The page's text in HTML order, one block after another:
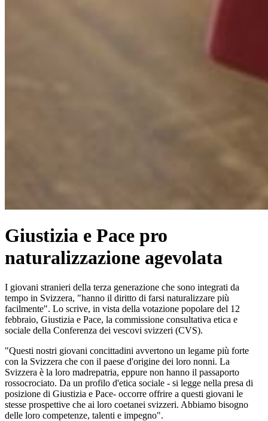
Giustizia e Pace pro
naturalizzazione agevolata
I giovani stranieri della terza generazione che sono integrati da
tempo in Svizzera, "hanno il diritto di farsi naturalizzare più
facilmente". Lo scrive, in vista della votazione popolare del 12
febbraio, Giustizia e Pace, la commissione consultativa etica e
sociale della Conferenza dei vescovi svizzeri (CVS).
"Questi nostri giovani concittadini avvertono un legame più forte
con la Svizzera che con il paese d'origine dei loro nonni. La
Svizzera è la loro madrepatria, eppure non hanno il passaporto
rossocrociato. Da un profilo d'etica sociale - si legge nella presa di
posizione di Giustizia e Pace- occorre offrire a questi giovani le
stesse prospettive che ai loro coetanei svizzeri. Abbiamo bisogno
delle loro competenze, talenti e impegno".